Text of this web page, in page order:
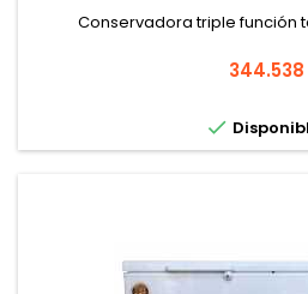
Conservadora triple función
Precio
344.538
